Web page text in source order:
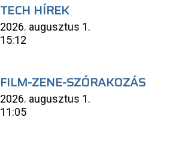
TECH HÍREK
2026. augusztus 1.
15:12
FILM-ZENE-SZÓRAKOZÁS
2026. augusztus 1.
11:05